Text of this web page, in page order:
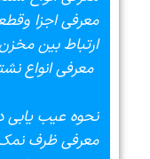
معرفی اجزا
ارتباط بین
معرفی انواع
نحوه عیب
معرفی ظرف